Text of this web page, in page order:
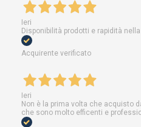
Ieri
Disponibilità prodotti e rapidità
Acquirente verificato
Ieri
Non è la prima volta che acquisto
che sono molto efficenti e